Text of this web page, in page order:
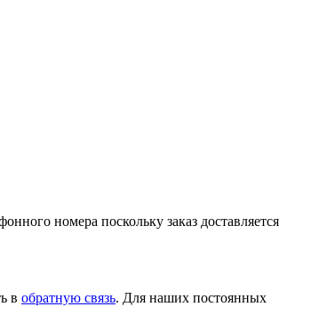
номера поскольку заказ доставляется
в обратную связь. Для наших постоянных